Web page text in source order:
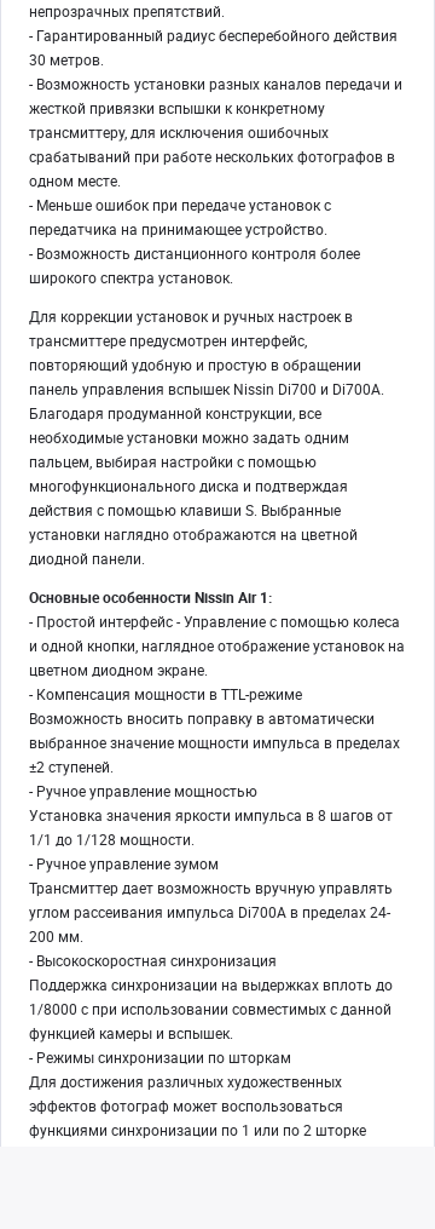
непрозрачных препятствий.
- Гарантированный радиус бесперебойного действия
30 метров.
- Возможность установки разных каналов передачи и
жесткой привязки вспышки к конкретному
трансмиттеру, для исключения ошибочных
срабатываний при работе нескольких фотографов в
одном месте.
- Меньше ошибок при передаче установок с
передатчика на принимающее устройство.
- Возможность дистанционного контроля более
широкого спектра установок.
Для коррекции установок и ручных настроек в
трансмиттере предусмотрен интерфейс,
повторяющий удобную и простую в обращении
панель управления вспышек Nissin Di700 и Di700A.
Благодаря продуманной конструкции, все
необходимые установки можно задать одним
пальцем, выбирая настройки с помощью
многофункционального диска и подтверждая
действия с помощью клавиши S. Выбранные
установки наглядно отображаются на цветной
диодной панели.
Основные особенности Nissin Air 1:
- Простой интерфейс - Управление с помощью колеса
и одной кнопки, наглядное отображение установок на
цветном диодном экране.
- Компенсация мощности в TTL-режиме
Возможность вносить поправку в автоматически
выбранное значение мощности импульса в пределах
±2 ступеней.
- Ручное управление мощностью
Установка значения яркости импульса в 8 шагов от
1/1 до 1/128 мощности.
- Ручное управление зумом
Трансмиттер дает возможность вручную управлять
углом рассеивания импульса Di700A в пределах 24-
200 мм.
- Высокоскоростная синхронизация
Поддержка синхронизации на выдержках вплоть до
1/8000 с при использовании совместимых с данной
функцией камеры и вспышек.
- Режимы синхронизации по шторкам
Для достижения различных художественных
эффектов фотограф может воспользоваться
функциями синхронизации по 1 или по 2 шторке